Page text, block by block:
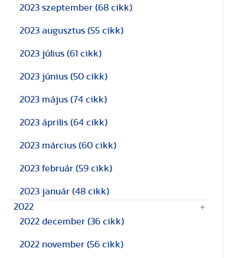
2023 szeptember (68 cikk)
2023 augusztus (55 cikk)
2023 július (61 cikk)
2023 június (50 cikk)
2023 május (74 cikk)
2023 április (64 cikk)
2023 március (60 cikk)
2023 február (59 cikk)
2023 január (48 cikk)
2022
2022 december (36 cikk)
2022 november (56 cikk)